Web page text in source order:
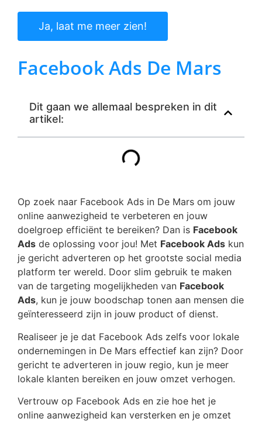
Ja, laat me meer zien!
Facebook Ads De Mars
Dit gaan we allemaal bespreken in dit
artikel:
Op zoek naar Facebook Ads in De Mars om jouw
online aanwezigheid te verbeteren en jouw
doelgroep efficiënt te bereiken? Dan is Facebook
Ads de oplossing voor jou! Met Facebook Ads kun
je gericht adverteren op het grootste social media
platform ter wereld. Door slim gebruik te maken
van de targeting mogelijkheden van Facebook
Ads, kun je jouw boodschap tonen aan mensen die
geïnteresseerd zijn in jouw product of dienst.
Realiseer je je dat Facebook Ads zelfs voor lokale
ondernemingen in De Mars effectief kan zijn? Door
gericht te adverteren in jouw regio, kun je meer
lokale klanten bereiken en jouw omzet verhogen.
Vertrouw op Facebook Ads en zie hoe het je
online aanwezigheid kan versterken en je omzet